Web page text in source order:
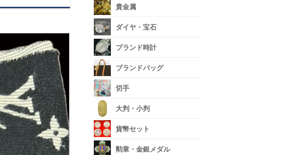
貴金属
ダイヤ・宝石
ブランド時計
ブランドバッグ
切手
大判・小判
貨幣セット
勲章・金銀メダル